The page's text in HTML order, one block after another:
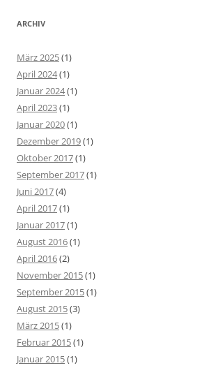
ARCHIV
März 2025(1)
April 2024(1)
Januar 2024(1)
April 2023(1)
Januar 2020(1)
Dezember 2019(1)
Oktober 2017(1)
September 2017(1)
Juni 2017(4)
April 2017(1)
Januar 2017(1)
August 2016(1)
April 2016(2)
November 2015(1)
September 2015(1)
August 2015(3)
März 2015(1)
Februar 2015(1)
Januar 2015(1)